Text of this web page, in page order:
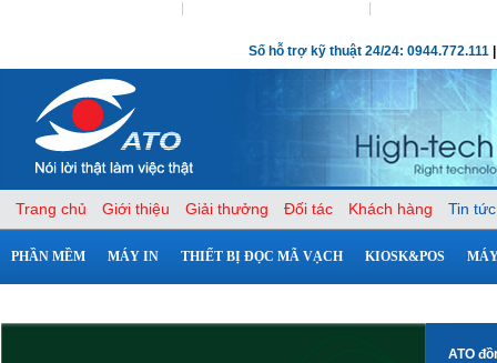
Số hỗ trợ kỹ thuật 24/24: 0944.772.111
Trang chủ Giới thiệu Giải thưởng Đối tác Khách hàng Tin tức
PHẦN MỀM MÁY IN THIẾT BỊ ĐỌC MÃ VẠCH KIOSK&POS
ATO